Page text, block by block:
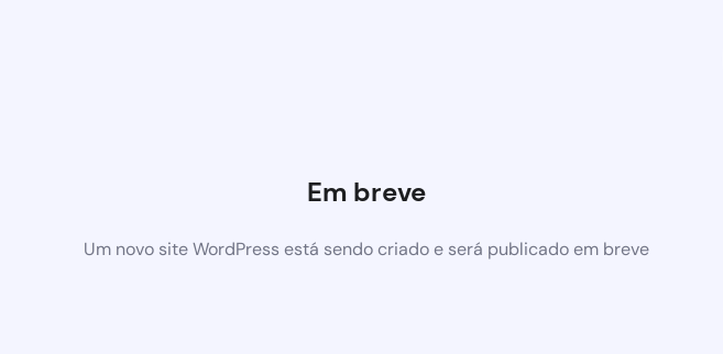
Em breve
Um novo site WordPress está sendo criado e será publicado em breve